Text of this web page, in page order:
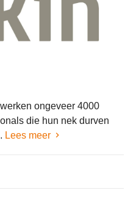
ongeveer 4000
die hun nek durven
Lees meer